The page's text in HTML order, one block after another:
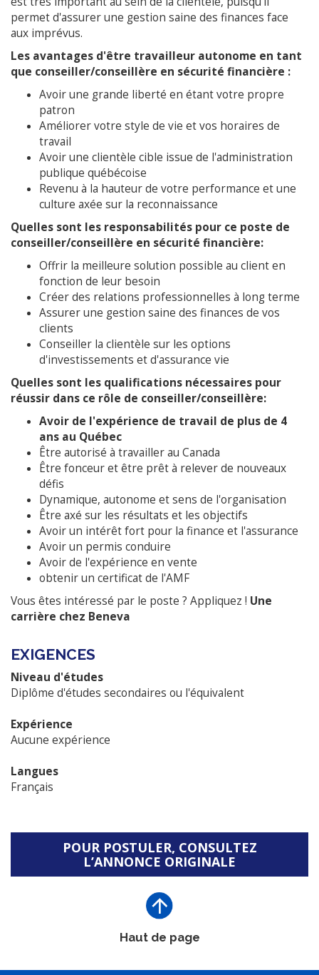
permet d'assurer une gestion saine des finances face
aux imprévus.
Les avantages d'être travailleur autonome en tant
que conseiller/conseillère en sécurité financière :
Avoir une grande liberté en étant votre propre
patron
Améliorer votre style de vie et vos horaires de
travail
Avoir une clientèle cible issue de l'administration
publique québécoise
Revenu à la hauteur de votre performance et une
culture axée sur la reconnaissance
Quelles sont les responsabilités pour ce poste de
conseiller/conseillère en sécurité financière:
Offrir la meilleure solution possible au client en
fonction de leur besoin
Créer des relations professionnelles à long terme
Assurer une gestion saine des finances de vos
clients
Conseiller la clientèle sur les options
d'investissements et d'assurance vie
Quelles sont les qualifications nécessaires pour
réussir dans ce rôle de conseiller/conseillère:
Avoir de l'expérience de travail de plus de 4
ans au Québec
Être autorisé à travailler au Canada
Être fonceur et être prêt à relever de nouveaux
défis
Dynamique, autonome et sens de l'organisation
Être axé sur les résultats et les objectifs
Avoir un intérêt fort pour la finance et l'assurance
Avoir un permis conduire
Avoir de l'expérience en vente
obtenir un certificat de l'AMF
Vous êtes intéressé par le poste ? Appliquez ! Une
carrière chez Beneva
EXIGENCES
Niveau d'études
Diplôme d'études secondaires ou l'équivalent
Expérience
Aucune expérience
Langues
Français
POUR POSTULER, CONSULTEZ
L’ANNONCE ORIGINALE
Haut de page